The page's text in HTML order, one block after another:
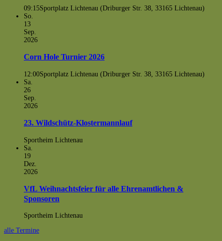
09:15Sportplatz Lichtenau (Driburger Str. 38, 33165 Lichtenau)
So.
13
Sep.
2026
Corn Hole Turnier 2026
12:00Sportplatz Lichtenau (Driburger Str. 38, 33165 Lichtenau)
Sa.
26
Sep.
2026
23. Wildschütz-Klostermannlauf
Sportheim Lichtenau
Sa.
19
Dez.
2026
VfL Weihnachtsfeier für alle Ehrenamtlichen &
Sponsoren
Sportheim Lichtenau
alle Termine